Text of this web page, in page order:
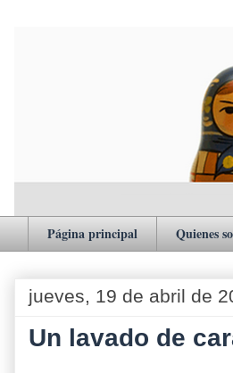
Página principal Quienes
jueves, 19 de abril de
Un lavado de